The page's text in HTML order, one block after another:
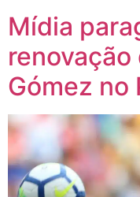
Mídia
renovação
Gómez no